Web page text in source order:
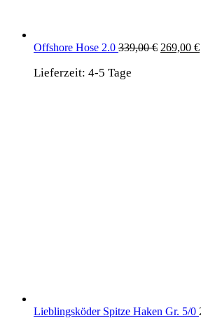
Offshore Hose 2.0 339,00€ 269,00 €
Lieferzeit: 4-5 Tage
Lieblingsköder Spitze Haken Gr. 5/0